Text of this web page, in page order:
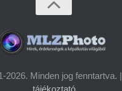
2026. Minden jog fenntartva. |